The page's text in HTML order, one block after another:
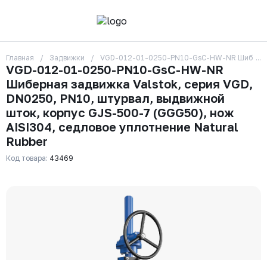
О компании
Контакты
Бренды
Отзывы
Сотрудники
Вакансии
Доставка
Оплата
Вопрос-ответ
zakaz325@ks-rus.com
Email для связи
Одинцово, Внуковская 9, пав. 31
Главная Задвижки VGD-012-01-0250-PN10-GsC-HW-NR
VGD-012-01-0250-PN10-GsC-HW-NR
Шиберная задвижка Valstok, серия VGD,
DN0250, PN10, штурвал, выдвижной
шток, корпус GJS-500-7 (GGG50), нож
AISI304, седловое уплотнение Natural
Rubber
Код товара: 43469